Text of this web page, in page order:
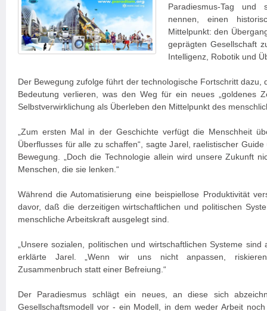
Paradiesmus-Tag
nennen, einen
Mittelpunkt: den
geprägten Gesellschaft
Intelligenz, Robotik und
Der Bewegung zufolge führt der technologische Fortschritt dazu,
Bedeutung verlieren, was den Weg für ein neues „goldenes
Selbstverwirklichung als Überleben den Mittelpunkt des
„Zum ersten Mal in der Geschichte verfügt die Menschheit
Überflusses für alle zu schaffen“, sagte Jarel, raelistischer
Bewegung. „Doch die Technologie allein wird unsere Zukunft
Menschen, die sie lenken.“
Während die Automatisierung eine beispiellose Produktivität
davor, daß die derzeitigen wirtschaftlichen und politischen
menschliche Arbeitskraft ausgelegt sind.
„Unsere sozialen, politischen und wirtschaftlichen Systeme sind
erklärte Jarel. „Wenn wir uns nicht anpassen,
Zusammenbruch statt einer Befreiung.“
Der Paradiesmus schlägt ein neues, an diese sich
Gesellschaftsmodell vor - ein Modell, in dem weder Arbeit